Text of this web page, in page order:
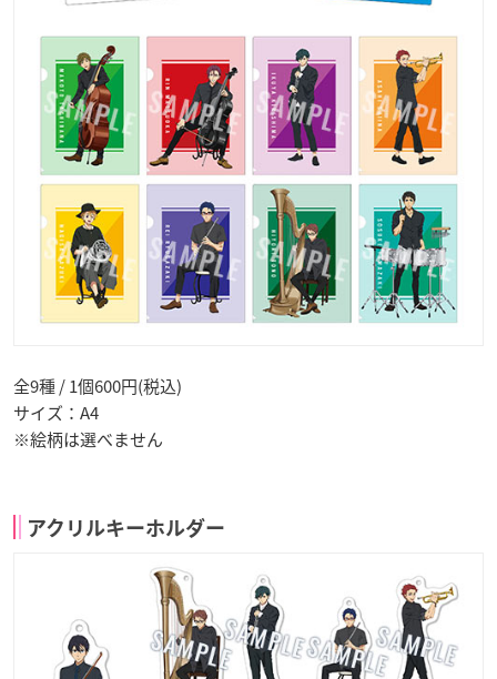
全9種 / 1個600円(税込)
サイズ：A4
※絵柄は選べません
アクリルキーホルダー